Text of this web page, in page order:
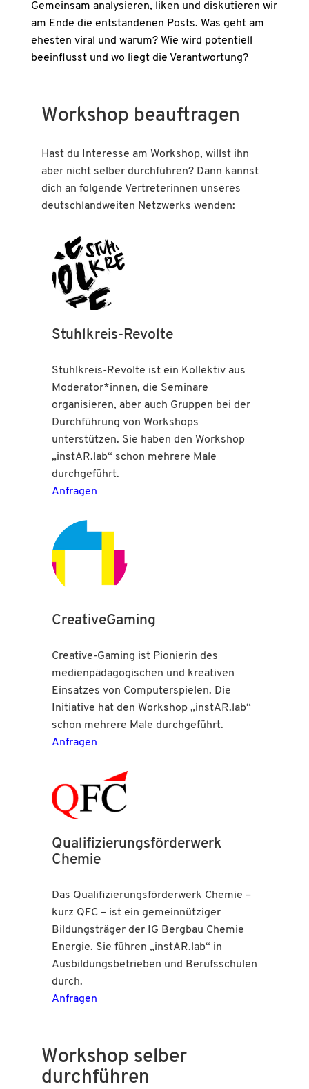
Gemeinsam analysieren, liken und diskutieren wir
am Ende die entstandenen Posts. Was geht am
ehesten viral und warum? Wie wird potentiell
beeinflusst und wo liegt die Verantwortung?
Workshop beauftragen
Hast du Interesse am Workshop, willst ihn
aber nicht selber durchführen? Dann kannst
dich an folgende Vertreterinnen unseres
deutschlandweiten Netzwerks wenden:
Stuhlkreis-Revolte
Stuhlkreis-Revolte ist ein Kollektiv aus
Moderator*innen, die Seminare
organisieren, aber auch Gruppen bei der
Durchführung von Workshops
unterstützen. Sie haben den Workshop
„instAR.lab“ schon mehrere Male
durchgeführt.
Anfragen
CreativeGaming
Creative-Gaming ist Pionierin des
medienpädagogischen und kreativen
Einsatzes von Computerspielen. Die
Initiative hat den Workshop „instAR.lab“
schon mehrere Male durchgeführt.
Anfragen
Qualifizierungsförderwerk
Chemie
Das Qualifizierungsförderwerk Chemie –
kurz QFC – ist ein gemeinnütziger
Bildungsträger der IG Bergbau Chemie
Energie. Sie führen „instAR.lab“ in
Ausbildungsbetrieben und Berufsschulen
durch.
Anfragen
Workshop selber
durchführen